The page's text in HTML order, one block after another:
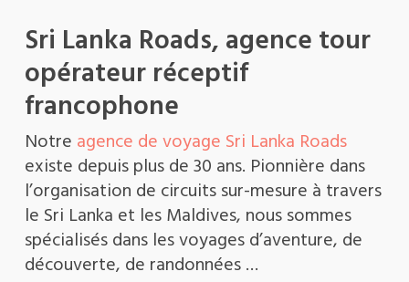
Sri Lanka Roads, agence tour
opérateur réceptif
francophone
Notre agence de voyage Sri Lanka Roads
existe depuis plus de 30 ans. Pionnière dans
l’organisation de circuits sur-mesure à travers
le Sri Lanka et les Maldives, nous sommes
spécialisés dans les voyages d’aventure, de
découverte, de randonnées …